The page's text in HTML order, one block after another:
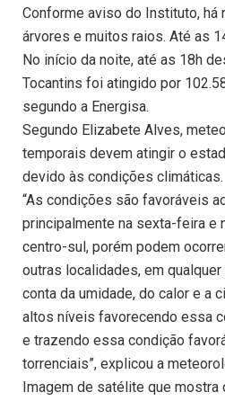
Conforme aviso do Instituto, há
árvores e muitos raios. Até as
No início da noite, até as 18h
Tocantins foi atingido por
segundo a Energisa.
Segundo Elizabete Alves,
temporais devem atingir o
devido às condições climáticas.
“As condições são favoráveis
principalmente na sexta-feira e
centro-sul, porém podem
outras localidades, em
conta da umidade, do calor e a
altos níveis favorecendo essa
e trazendo essa condição
torrenciais”, explicou a
Imagem de satélite que mostra